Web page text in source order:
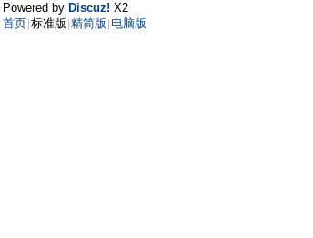
Powered by Discuz! X2
首页 标准版 精简版 电脑版